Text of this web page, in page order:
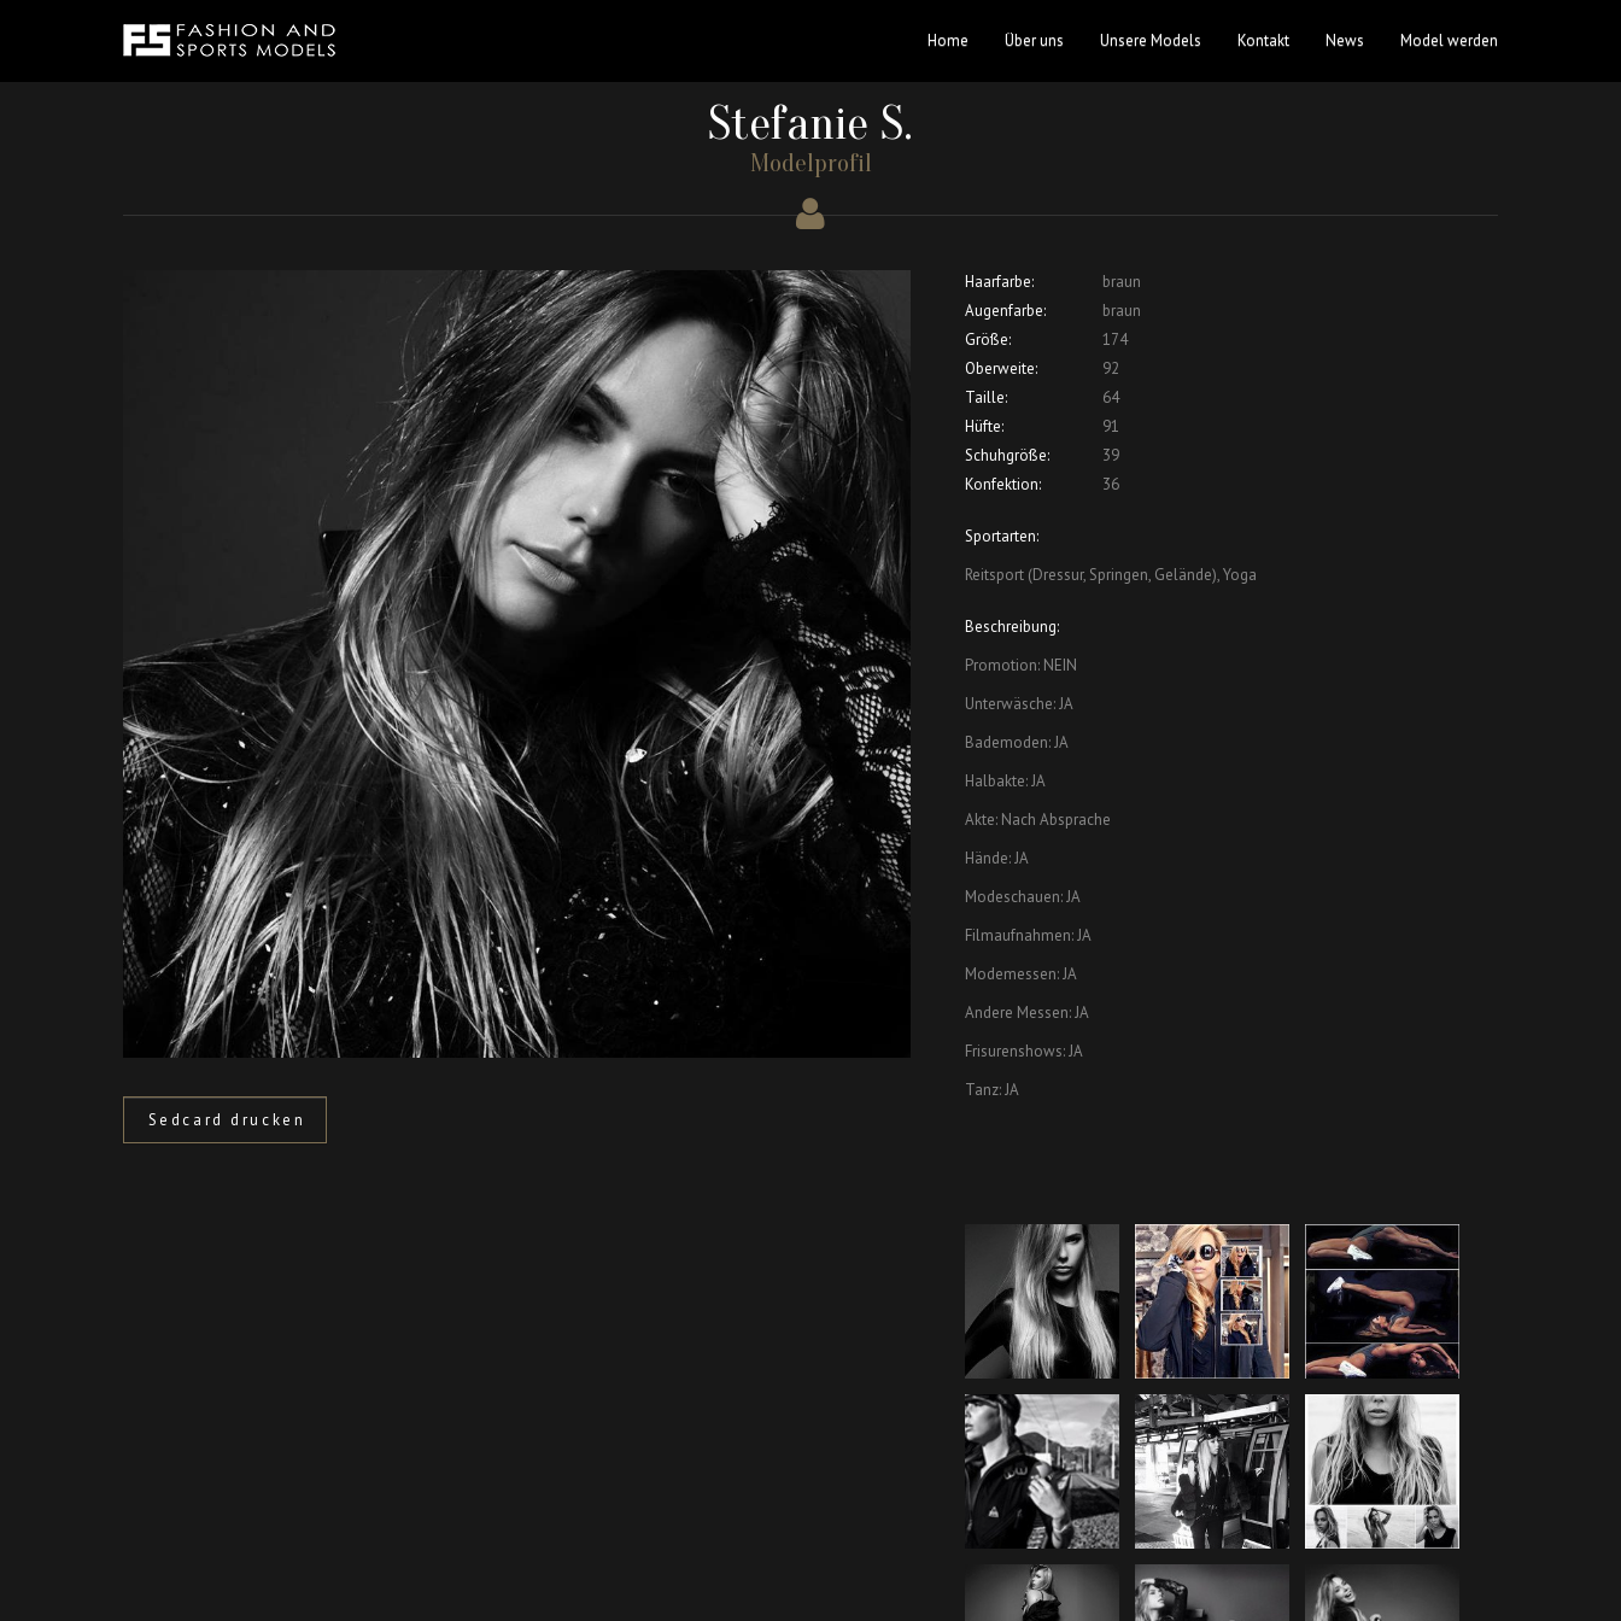
Stefanie S.
Modelprofil
Sedcard drucken
Haarfarbe:
braun
Augenfarbe:
braun
Größe:
174
Oberweite:
92
Taille:
64
Hüfte:
91
Schuhgröße:
39
Konfektion:
36
Sportarten:
Reitsport (Dressur, Springen, Gelände), Yoga
Beschreibung:
Promotion: NEIN
Unterwäsche: JA
Bademoden: JA
Halbakte: JA
Akte: Nach Absprache
Hände: JA
Modeschauen: JA
Filmaufnahmen: JA
Modemessen: JA
Andere Messen: JA
Frisurenshows: JA
Tanz: JA
Home Über uns Unsere Models Kontakt News Model werden